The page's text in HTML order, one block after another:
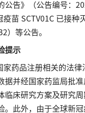
公告》（公告编号：
疫苗 SCTV01C 已接种
）等公告。
提示
家药品注册相关的法
据并经国家药监局批
临床研究方案及研究
。此外，由于全球新